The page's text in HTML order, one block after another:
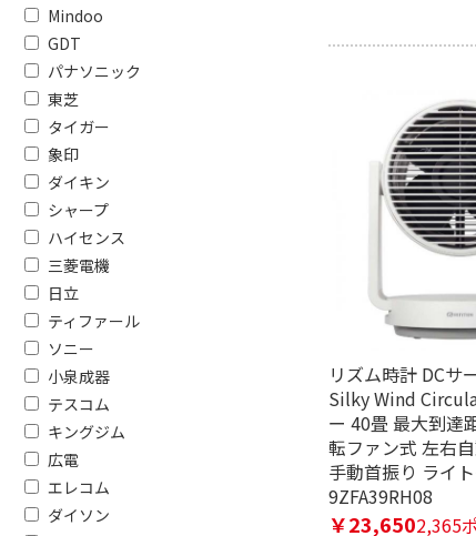
リズム時計 DCサ
Silky Wind
ー 40畳 最大到達
転ファン式 左右
手動首振り ライ
9ZFA39RH08
￥23,6502,365
Mindoo
GDT
パナソニック
東芝
タイガー
象印
ダイキン
シャープ
ハイセンス
三菱電機
日立
ティファール
ソニー
小泉成器
テスコム
キングジム
広電
エレコム
ダイソン
除外する にチェックを入れると
価格で絞り込む